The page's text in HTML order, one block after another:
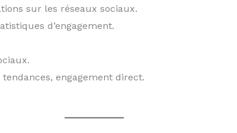
sur les réseaux sociaux.
d’engagement.
engagement direct.